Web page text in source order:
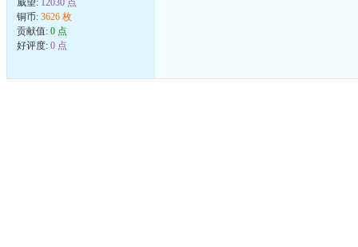
铜币: 3626 枚
贡献值: 0 点
好评度: 0 点